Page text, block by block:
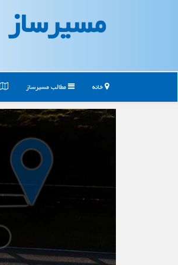
مسیرساز
خانه مطالب مسیرساز